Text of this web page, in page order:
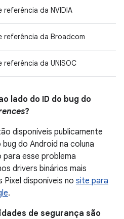
referência da NVIDIA
referência da Broadcom
referência da UNISOC
lado do ID do bug do
?
disponíveis publicamente
do Android na coluna
para esse problema
drivers binários mais
disponíveis no site para
.
de segurança são